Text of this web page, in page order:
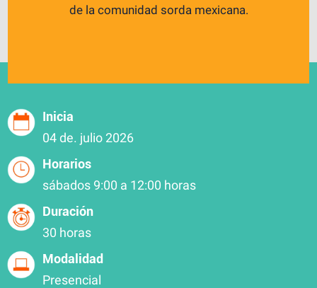
de la comunidad sorda mexicana.
Inicia
04 de. julio 2026
Horarios
sábados 9:00 a 12:00 horas
Duración
30 horas
Modalidad
Presencial